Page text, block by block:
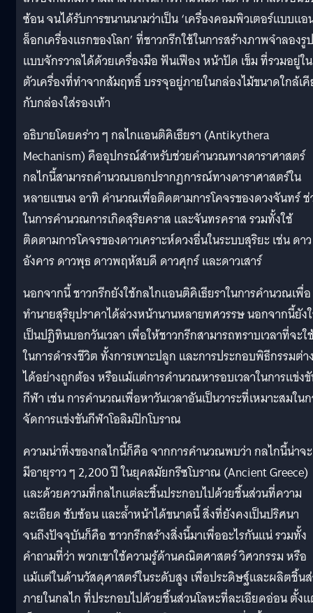
ซ้อน จนได้รับการขนานนามว่าเป็น ‘เครื่องคอมพิวเตอร์แบบแอ
ล็อกเครื่องแรกของโลก’ ที่ชาวกรีกใช้ในการสร้างภาพจำลองรูป
แบบจักรวาลได้ด้วยเครื่องมือ ฟันเฟือง หน้าปัด เข็ม ที่รวมอยู่ใน
ตัวเครื่องที่ทำจากสัมฤทธิ์ บรรจุอยู่ภายในกล่องไม้ขนาดใกล้เ
กับกล่องใส่รองเท้า
อธิบายโดยคร่าว ๆ กลไกแอนติคิเธียรา (Antikythera
Mechanism) คืออุปกรณ์สำหรับช่วยคำนวณทางดาราศาสตร์
กลไกนี้สามารถคำนวณบอกปรากฏการณ์ทางดาราศาสตร์ใน
หลายแขนง อาทิ คำนวณเพื่อติดตามการโคจรของดวงจันทร์
ในการคำนวณการเกิดสุริยคราส และจันทรคราส รวมทั้งใช้
ติดตามการโคจรของดาวเคราะห์ดวงอื่นในระบบสุริยะ เช่น ดาว
อังคาร ดาวพุธ ดาวพฤหัสบดี ดาวศุกร์ และดาวเสาร์
นอกจากนี้ ชาวกรีกยังใช้กลไกแอนติคิเธียราในการคำนวณเพื่อ
ทำนายสุริยุปราคาได้ล่วงหน้านานหลายทศวรรษ นอกจากนี้ยัง
เป็นปฏิทินบอกวันเวลา เพื่อให้ชาวกรีกสามารถทราบเวลาที่จะใ
ในการดำรงชีวิต ทั้งการเพาะปลูก และการประกอบพิธีกรรมต่า
ได้อย่างถูกต้อง หรือแม้แต่การคำนวณหารอบเวลาในการแข่ง
กีฬา เช่น การคำนวณเพื่อหาวันเวลาอันเป็นวาระที่เหมาะสมใน
จัดการแข่งขันกีฬาโอลิมปิกโบราณ
ความน่าทึ่งของกลไกนี้ก็คือ จากการคำนวณพบว่า กลไกนี้น่าจะ
มีอายุราว ๆ 2,200 ปี ในยุคสมัยกรีซโบราณ (Ancient Greece)
และด้วยความที่กลไกแต่ละชิ้นประกอบไปด้วยชิ้นส่วนที่ความ
ละเอียด ซับซ้อน และล้ำหน้าได้ขนาดนี้ สิ่งที่ยังคงเป็นปริศนา
จนถึงปัจจุบันก็คือ ชาวกรีกสร้างสิ่งนี้มาเพื่ออะไรกันแน่ รวมทั้ง
คำถามที่ว่า พวกเขาใช้ความรู้ด้านคณิตศาสตร์ วิศวกรรม หรือ
แม้แต่ในด้านวัสดุศาสตร์ในระดับสูง เพื่อประดิษฐ์และผลิตชิ้น
ภายในกลไก ที่ประกอบไปด้วยชิ้นส่วนโลหะที่ละเอียดอ่อน ตั้ง